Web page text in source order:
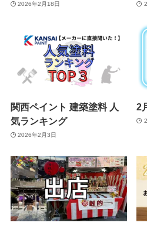
2026年2月18日
関西ペイント 建築塗料 人
気ランキング
2026年2月3日
2